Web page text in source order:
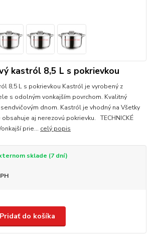
kastról 8,5 L s pokrievkou
8,5 L s pokrievkou Kastról je vyrobený z
s odolným vonkajším povrchom. Kvalitný
dnom. Kastról je vhodný na Všetky
aj nerezovú pokrievku. TECHNICKÉ
prie... celý popis
sklade (7 dní)
Pridať do košíka